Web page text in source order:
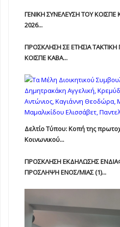
ΓΕΝΙΚΗ ΣΥΝΕΛΕΥΣΗ ΤΟΥ ΚΟΙΣΠΕ
2026...
ΠΡΟΣΚΛΗΣΗ ΣΕ ΕΤΗΣΙΑ
ΚΟΙΣΠΕ ΚΑΒΑ...
Δελτίο Τύπου: Κοπή της
Κοινωνικού...
ΠΡΟΣΚΛΗΣΗ ΕΚΔΗΛΩΣΗΣ
ΠΡΟΣΛΗΨΗ ΕΝOΣ/ΜΙΑΣ (1)...